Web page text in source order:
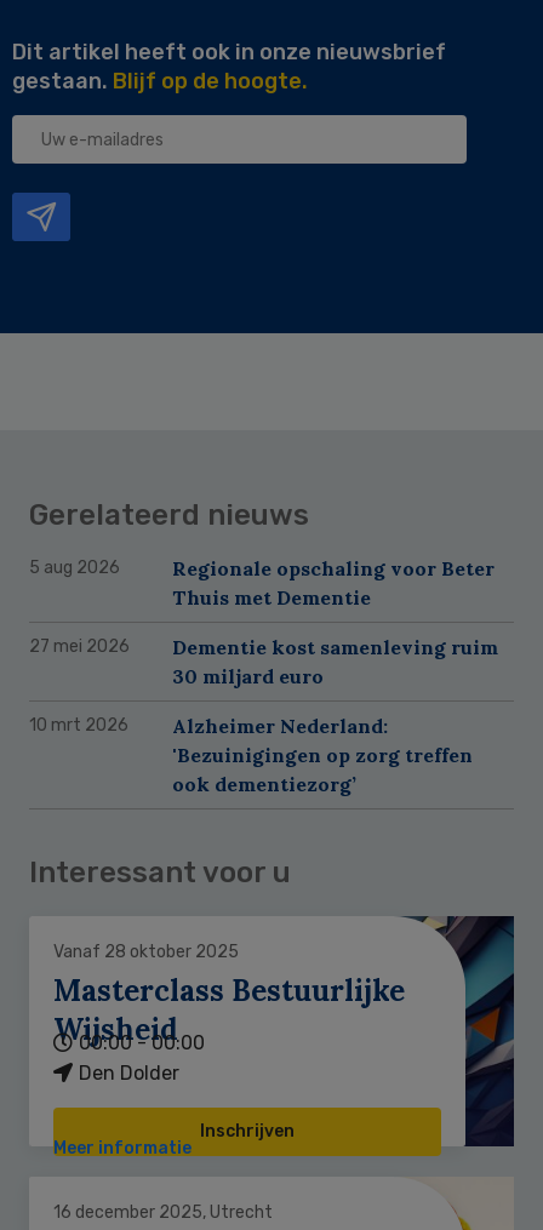
Dit artikel heeft ook in onze nieuwsbrief
gestaan. Blijf op de hoogte.
Uw
Gerelateerd nieuws
5 aug 2026
Regionale opschaling voor Beter
Thuis met Dementie
27 mei 2026
Dementie kost samenleving ruim
30 miljard euro
10 mrt 2026
Alzheimer Nederland:
'Bezuinigingen op zorg treffen
ook dementiezorg’
Interessant voor u
Vanaf 28 oktober 2025
Masterclass Bestuurlijke
Wijsheid
00:00 - 00:00
Den Dolder
Inschrijven
Meer informatie
16 december 2025, Utrecht